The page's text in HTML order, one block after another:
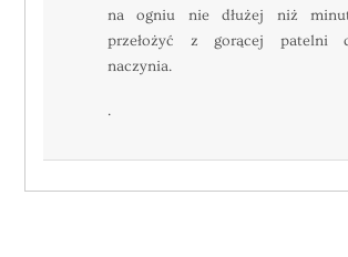
na ogniu nie dłużej niż
przełożyć z gorącej patelni
naczynia.
.